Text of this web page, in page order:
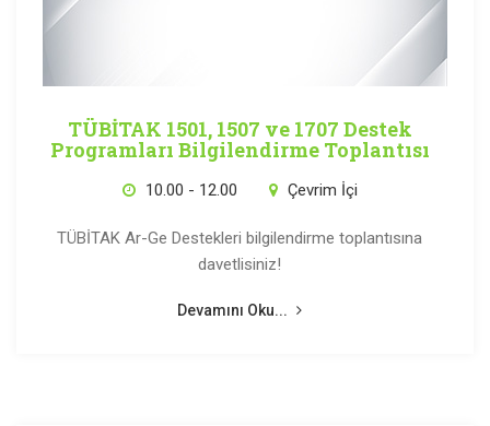
TÜBİTAK 1501, 1507 ve 1707 Destek
Programları Bilgilendirme Toplantısı
10.00 - 12.00 Çevrim İçi
TÜBİTAK Ar-Ge Destekleri bilgilendirme toplantısına
davetlisiniz!
Devamını Oku...